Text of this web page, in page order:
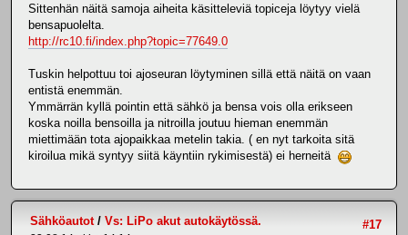
Sittenhän näitä samoja aiheita käsitteleviä topiceja löytyy vielä
bensapuolelta.
http://rc10.fi/index.php?topic=77649.0
Tuskin helpottuu toi ajoseuran löytyminen sillä että näitä on vaan
entistä enemmän.
Ymmärrän kyllä pointin että sähkö ja bensa vois olla erikseen
koska noilla bensoilla ja nitroilla joutuu hieman enemmän
miettimään tota ajopaikkaa metelin takia. ( en nyt tarkoita sitä
kiroilua mikä syntyy siitä käyntiin rykimisestä) ei herneitä
#17
Sähköautot/ Vs: LiPo akut autokäytössä.